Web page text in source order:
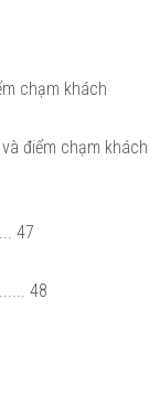
chạm khách
điểm chạm khách
47
48